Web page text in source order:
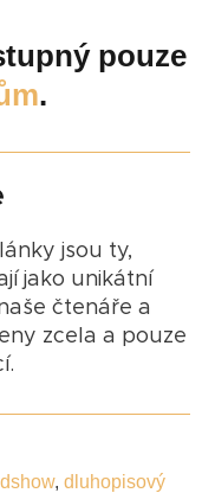
pouze
.
jsou ty,
jako unikátní
čtenáře a
zcela a pouze
, dluhopisový